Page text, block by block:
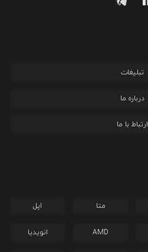
تبلیغات
درباره ما
ارتباط با ما
متا اپل
AMD انویدیا